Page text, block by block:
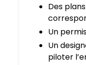
Des
Un
Un
piloter